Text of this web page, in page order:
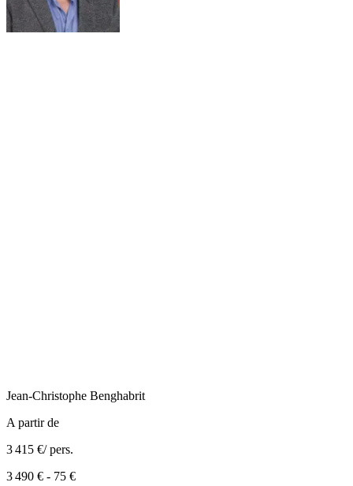
Jean-Christophe Benghabrit
A partir de
3 415 €/ pers.
3 490 € - 75 €